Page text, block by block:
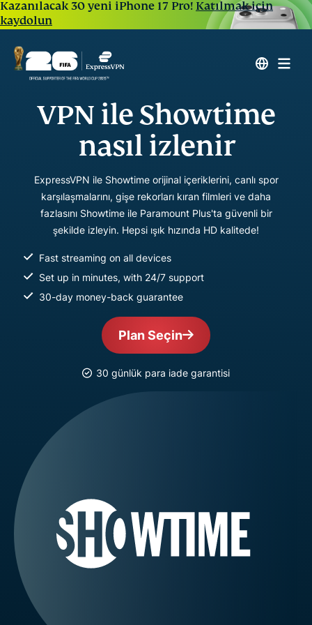
Kazanılacak 30 yeni iPhone 17 Pro! Katılmak için
kaydolun
VPN ile Showtime
nasıl izlenir
ExpressVPN ile Showtime orijinal içeriklerini, canlı spor
karşılaşmalarını, gişe rekorları kıran filmleri ve daha
fazlasını Showtime ile Paramount Plus'ta güvenli bir
şekilde izleyin. Hepsi ışık hızında HD kalitede!
Fast streaming on all devices
Set up in minutes, with 24/7 support
30-day money-back guarantee
Plan Seçin
30 günlük para iade garantisi